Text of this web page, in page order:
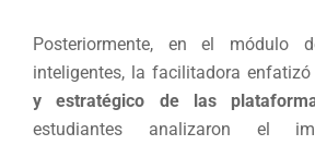
Posteriormente, en el módulo
inteligentes, la facilitadora
y estratégico de las
estudiantes analizaron el